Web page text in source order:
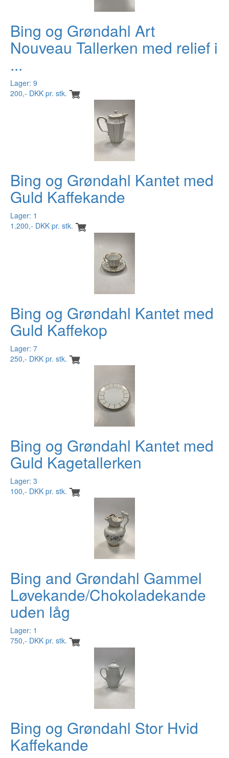
Bing og Grøndahl Art
Nouveau Tallerken med relief i
...
Lager: 9
200,- DKK pr. stk.
Bing og Grøndahl Kantet med
Guld Kaffekande
Lager: 1
1.200,- DKK pr. stk.
Bing og Grøndahl Kantet med
Guld Kaffekop
Lager: 7
250,- DKK pr. stk.
Bing og Grøndahl Kantet med
Guld Kagetallerken
Lager: 3
100,- DKK pr. stk.
Bing and Grøndahl Gammel
Løvekande/Chokoladekande
uden låg
Lager: 1
750,- DKK pr. stk.
Bing og Grøndahl Stor Hvid
Kaffekande